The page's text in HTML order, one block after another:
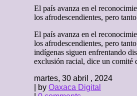
El país avanza en el
los afrodescendientes, pero
El país avanza en el
los afrodescendientes, pero
indígenas siguen enfrentando
exclusión racial, dice un comité
martes, 30 abril , 2024
| by Oaxaca Digital